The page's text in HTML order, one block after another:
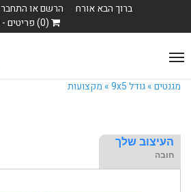
ברוך הבא אורח הרשם או התחבר
(0) פריטים - 0.00 ₪
Toggle
navigation
מגנטים »גודל 9x5 » מקצועות
העיצוב שלך
חובה